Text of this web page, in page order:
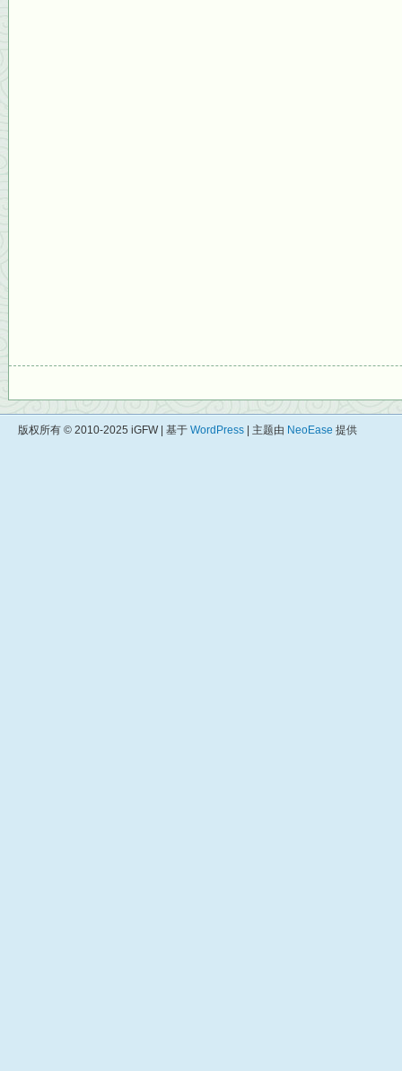
版权所有 © 2010-2025 iGFW | 基于 WordPress | 主题由 NeoEase 提供